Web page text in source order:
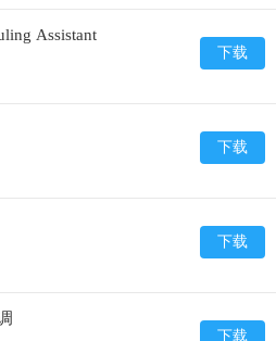
Assistant
下载
下载
下载
下载